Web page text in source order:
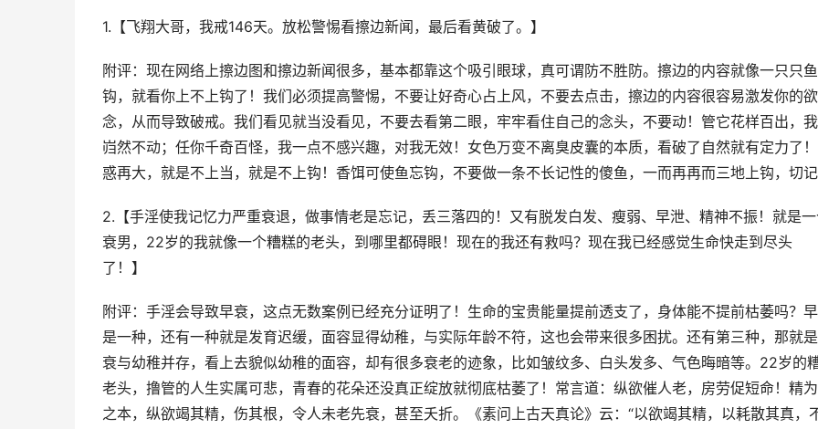
1.【飞翔大哥，我戒146天。放松警惕看擦边新闻，最后看黄破了。】
附评：现在网络上擦边图和擦边新闻很多，基本都靠这个吸引眼球，真可谓防不胜防。擦边的内容就像一只只鱼
钩，就看你上不上钩了！我们必须提高警惕，不要让好奇心占上风，不要去点击，擦边的内容很容易激发你的欲
念，从而导致破戒。我们看见就当没看见，不要去看第二眼，牢牢看住自己的念头，不要动！管它花样百出，
岿然不动；任你千奇百怪，我一点不感兴趣，对我无效！女色万变不离臭皮囊的本质，看破了自然就有定力了
惑再大，就是不上当，就是不上钩！香饵可使鱼忘钩，不要做一条不长记性的傻鱼，一而再再而三地上钩，切记
2.【手淫使我记忆力严重衰退，做事情老是忘记，丢三落四的！又有脱发白发、瘦弱、早泄、精神不振！就是
衰男，22岁的我就像一个糟糕的老头，到哪里都碍眼！现在的我还有救吗？现在我已经感觉生命快走到尽头
了！】
附评：手淫会导致早衰，这点无数案例已经充分证明了！生命的宝贵能量提前透支了，身体能不提前枯萎吗？
是一种，还有一种就是发育迟缓，面容显得幼稚，与实际年龄不符，这也会带来很多困扰。还有第三种，那就
衰与幼稚并存，看上去貌似幼稚的面容，却有很多衰老的迹象，比如皱纹多、白头发多、气色晦暗等。22岁的
老头，撸管的人生实属可悲，青春的花朵还没真正绽放就彻底枯萎了！常言道：纵欲催人老，房劳促短命！精
之本，纵欲竭其精，伤其根，令人未老先衰，甚至夭折。《素问上古天真论》云：“以欲竭其精，以耗散其真，